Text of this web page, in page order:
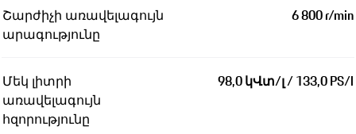
Շարժիչի առավելագույն
արագությունը
6 800 r/min
Մեկ լիտրի
առավելագույն
հզորությունը
98,0 կՎտ/լ / 133,0 PS/l